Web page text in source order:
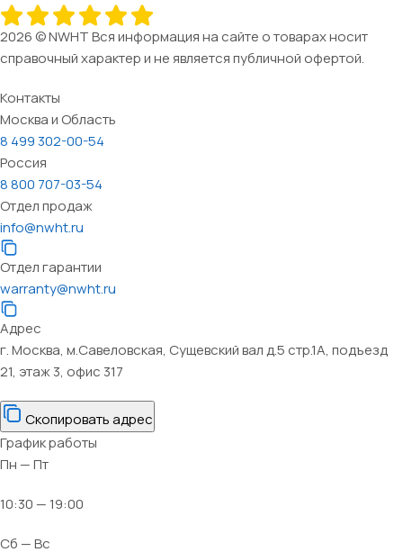
2026 © NWHT Вся информация на сайте о товарах носит
справочный характер и не является публичной офертой.
Контакты
Москва и Область
8 499 302-00-54
Россия
8 800 707-03-54
Отдел продаж
info@nwht.ru
Отдел гарантии
warranty@nwht.ru
Адрес
г. Москва, м.Савеловская, Сущевский вал д.5 стр.1А, подъезд
21, этаж 3, офис 317
Скопировать адрес
График работы
Пн — Пт
10:30 — 19:00
Сб — Вс